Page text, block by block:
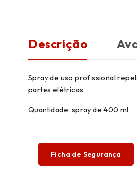
Descrição
Spray de uso profissional
partes elétricas.
Quantidade: spray de 400 ml
Ficha de Segurança